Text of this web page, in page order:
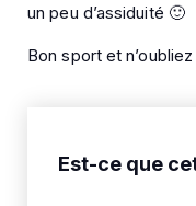
un peu d’assiduité 🙂
Bon sport et
Est-ce que